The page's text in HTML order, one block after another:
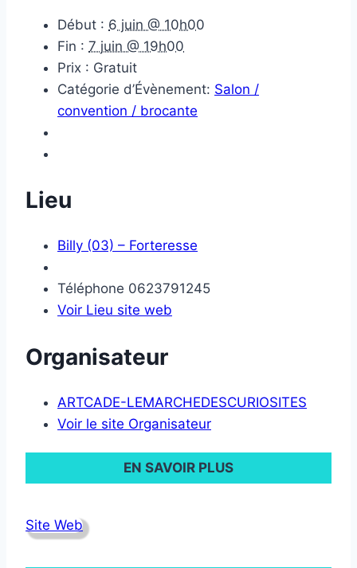
Début : 6 juin @ 10h00
Fin : 7 juin @ 19h00
Prix : Gratuit
Catégorie d’Évènement: Salon /
convention / brocante
Lieu
Billy (03) – Forteresse
Téléphone 0623791245
Voir Lieu site web
Organisateur
ARTCADE-LEMARCHEDESCURIOSITES
Voir le site Organisateur
EN SAVOIR PLUS
Site Web